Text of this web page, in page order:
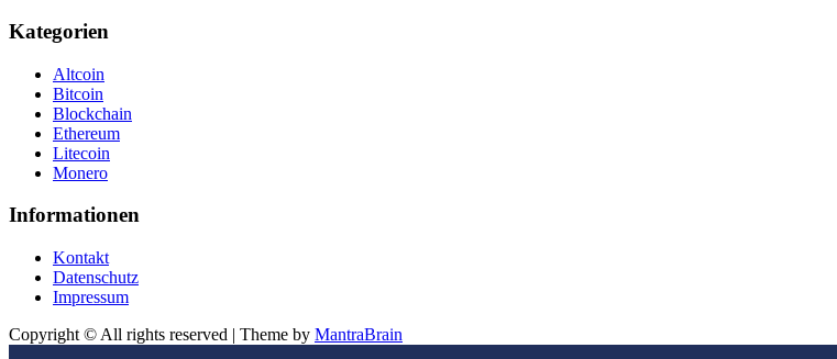
Kategorien
Altcoin
Bitcoin
Blockchain
Ethereum
Litecoin
Monero
Informationen
Kontakt
Datenschutz
Impressum
Copyright © All rights reserved | Theme by MantraBrain